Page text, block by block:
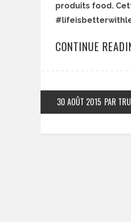
produits food.
CONTINUE
30 AOÛT 2015 PAR